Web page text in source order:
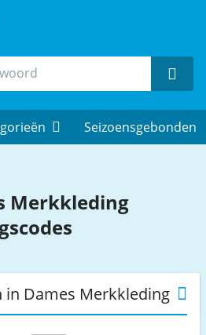
Seizoensgebonden
Merkkleding
in Dames Merkkleding